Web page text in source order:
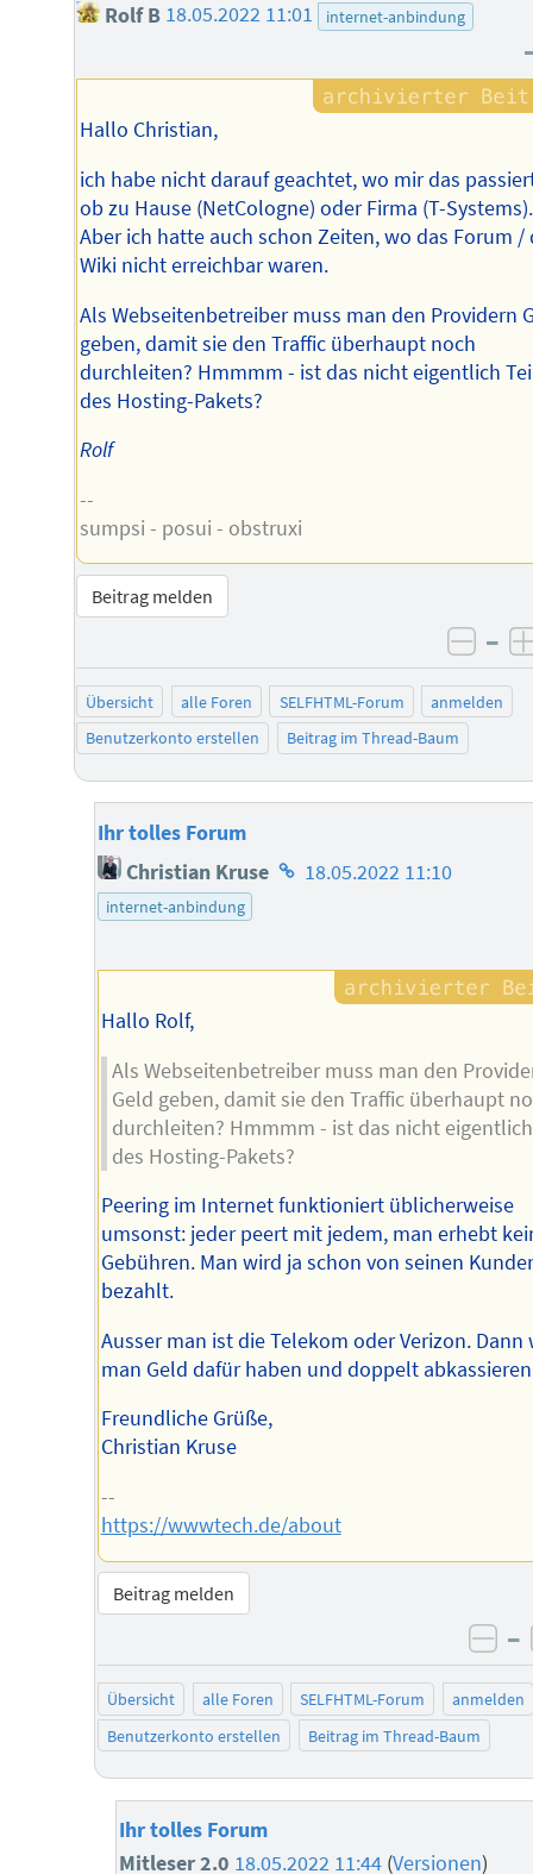
Rolf B 18.05.2022 11:01 internet-anbindung
Hallo Christian,
ich habe nicht darauf geachtet, wo mir das
ob zu Hause (NetCologne) oder Firma (T-Systems).
Aber ich hatte auch schon Zeiten, wo das Forum /
Wiki nicht erreichbar waren.
Als Webseitenbetreiber muss man den Providern
geben, damit sie den Traffic überhaupt noch
durchleiten? Hmmmm - ist das nicht eigentlich
des Hosting-Pakets?
Rolf
--
sumpsi - posui - obstruxi
Beitrag melden
–
Übersicht alle Foren SELFHTML-Forum
anmelden
Benutzerkonto erstellen
Beitrag im Thread-Baum
Ihr tolles Forum
Christian Kruse Homepage
18.05.2022 11:10
internet-anbindung
Hallo Rolf,
Als Webseitenbetreiber muss man den
Geld geben, damit sie den Traffic überhaupt
durchleiten? Hmmmm - ist das nicht
des Hosting-Pakets?
Peering im Internet funktioniert üblicherweise
umsonst: jeder peert mit jedem, man erhebt
Gebühren. Man wird ja schon von seinen
bezahlt.
Ausser man ist die Telekom oder Verizon. Dann
man Geld dafür haben und doppelt
Freundliche Grüße,
Christian Kruse
--
https://wwwtech.de/about
Beitrag melden
–
Übersicht alle Foren SELFHTML-Forum
anmelden
Benutzerkonto erstellen
Beitrag im Thread-Baum
Ihr tolles Forum
Mitleser 2.0 18.05.2022 11:44 (Versionen)